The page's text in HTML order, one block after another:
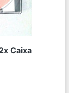
Caixa